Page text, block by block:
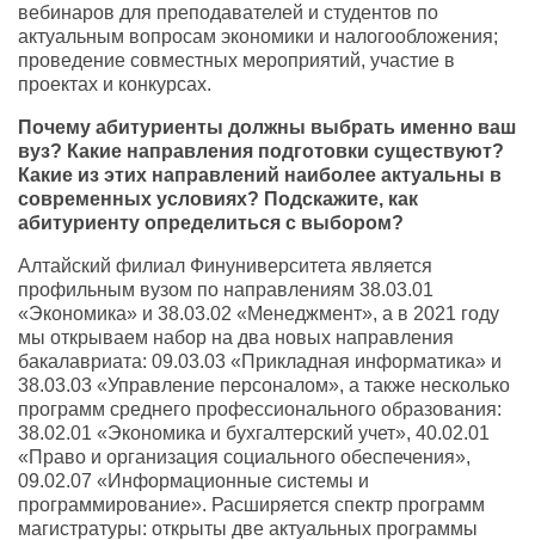
вебинаров для преподавателей и студентов по
актуальным вопросам экономики и налогообложения;
проведение совместных мероприятий, участие в
проектах и конкурсах.
Почему абитуриенты должны выбрать именно ваш
вуз? Какие направления подготовки существуют?
Какие из этих направлений наиболее актуальны в
современных условиях? Подскажите, как
абитуриенту определиться с выбором?
Алтайский филиал Финуниверситета является
профильным вузом по направлениям 38.03.01
«Экономика» и 38.03.02 «Менеджмент», а в 2021 году
мы открываем набор на два новых направления
бакалавриата: 09.03.03 «Прикладная информатика» и
38.03.03 «Управление персоналом», а также несколько
программ среднего профессионального образования:
38.02.01 «Экономика и бухгалтерский учет», 40.02.01
«Право и организация социального обеспечения»,
09.02.07 «Информационные системы и
программирование». Расширяется спектр программ
магистратуры: открыты две актуальных программы